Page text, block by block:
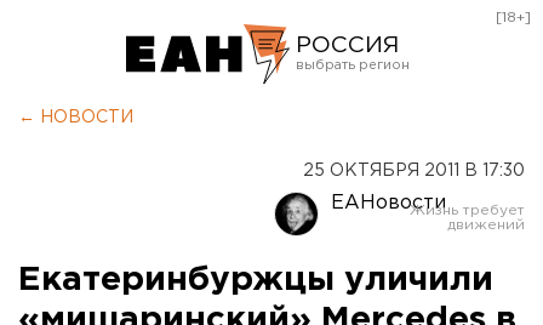
РОССИЯ
Оренбург
[18+]
← НОВОСТИ
25 ОКТЯБРЯ 2011 В 17:30
ЕАНовости
Екатеринбуржцы уличили